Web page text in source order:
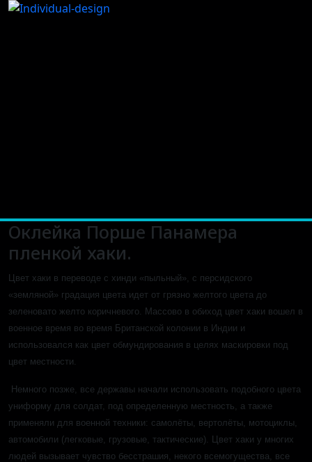
Оклейка Порше Панамера
пленкой хаки.
Цвет хаки в переводе с хинди «пыльный», с персидского
«земляной» градация цвета идет от грязно желтого цвета до
зеленовато желто коричневого. Массово в обиход цвет хаки вошел в
военное время во время Британской колонии в Индии и
использовался как цвет обмундирования в целях маскировки под
цвет местности.
Немного позже, все державы начали использовать подобного цвета
униформу для солдат, под определенную местность, а также
применяли для военной техники: самолёты, вертолёты, мотоциклы,
автомобили (легковые, грузовые, тактические). Цвет хаки у многих
людей вызывает чувство бесстрашия, некого всемогущества, все